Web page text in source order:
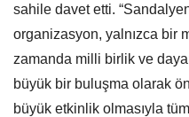
sahile davet etti.
organizasyon, yalnızca bir
zamanda milli birlik ve
büyük bir buluşma olarak
büyük etkinlik olmasıyla